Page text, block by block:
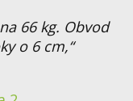
66 kg. Obvod
o 6 cm,“